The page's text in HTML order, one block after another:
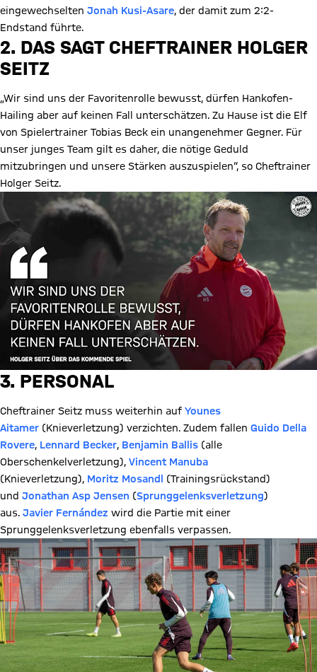
eingewechselten Jonah Kusi-Asare, der damit zum 2:2-
Endstand führte.
Video abspielen
2. DAS SAGT CHEFTRAINER HOLGER
SEITZ
„Wir sind uns der Favoritenrolle bewusst, dürfen Hankofen-
Hailing aber auf keinen Fall unterschätzen. Zu Hause ist die Elf
von Spielertrainer Tobias Beck ein unangenehmer Gegner. Für
unser junges Team gilt es daher, die nötige Geduld
mitzubringen und unsere Stärken auszuspielen“, so Cheftrainer
Holger Seitz.
3. PERSONAL
Cheftrainer Seitz muss weiterhin auf Younes
Aitamer (Knieverletzung) verzichten. Zudem fallen Guido Della
Rovere, Lennard Becker, Benjamin Ballis (alle
Oberschenkelverletzung), Vincent Manuba
(Knieverletzung), Moritz Mosandl
(Trainingsrückstand)
und Jonathan Asp Jensen (Sprunggelenksverletzung)
aus. Javier Fernández wird die Partie mit einer
Sprunggelenksverletzung ebenfalls verpassen.